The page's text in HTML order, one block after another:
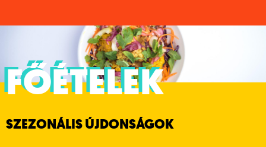
FŐÉTELEK
SZEZONÁLIS ÚJDONSÁGOK